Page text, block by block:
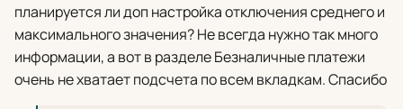
планируется ли доп настройка отключения среднего и
максимального значения? Не всегда нужно так много
информации, а вот в разделе Безналичные платежи
очень не хватает подсчета по всем вкладкам. Спасибо